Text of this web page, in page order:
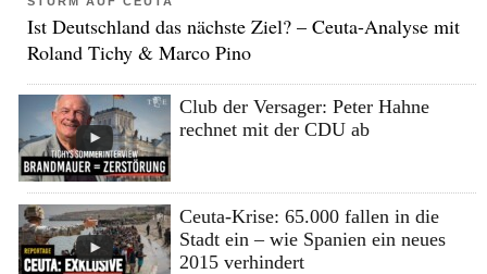
Ist Deutschland das nächste Ziel? – Ceuta-Analyse mit
Roland Tichy & Marco Pino
Club der Versager: Peter Hahne
rechnet mit der CDU ab
Ceuta-Krise: 65.000 fallen in die
Stadt ein – wie Spanien ein neues
2015 verhindert